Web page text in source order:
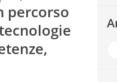
percorso
Digitali